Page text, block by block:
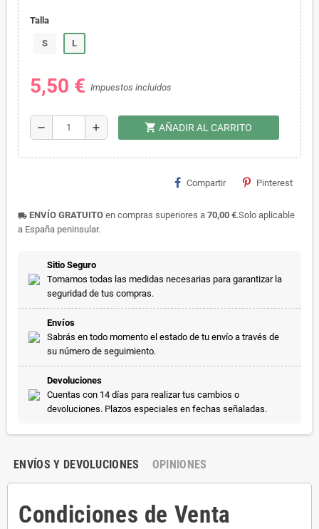
Talla
S L
5,50 € Impuestos incluidos
remove add shopping_cart AÑADIR AL CARRITO
Compartir Pinterest
local_shipping ENVÍO GRATUITO en compras superiores a 70,00 €.Solo aplicable
a España peninsular.
Sitio Seguro
Tomamos todas las medidas necesarias para garantizar la
seguridad de tus compras.
Envíos
Sabrás en todo momento el estado de tu envío a través de
su número de seguimiento.
Devoluciones
Cuentas con 14 días para realizar tus cambios o
devoluciones. Plazos especiales en fechas señaladas.
ENVÍOS Y DEVOLUCIONES OPINIONES
Condiciones de Venta